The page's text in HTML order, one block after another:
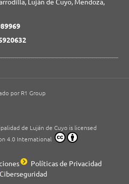
Políticas de Privacidad
Ciberseguridad
de Luján de Cuyo is licensed
4.0 International
por R1 Group